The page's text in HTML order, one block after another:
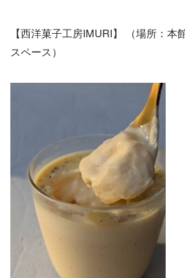
【西洋菓子工房IMURI】 （場所：本
スペース）